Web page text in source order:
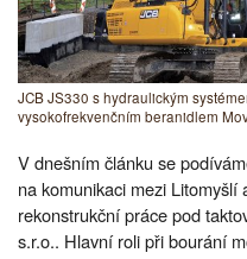
JCB JS330 s hydraulickým
vysokofrekvenčním beranidlem
V dnešním článku se
na komunikaci mezi
rekonstrukční práce pod
s.r.o.. Hlavní roli při bourání